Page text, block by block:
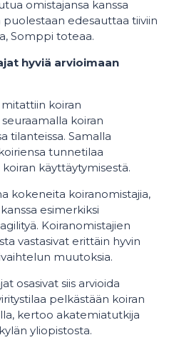
omistajansa kanssa
edesauttaa tiiviin
Somppi toteaa.
hyviä arvioimaan
koiran
koiran
tilanteissa. Samalla
tunnetilaa
käyttäytymisestä.
kokeneita koiranomistajia,
esimerkiksi
Koiranomistajien
vastasivat erittäin hyvin
muutoksia.
osasivat siis arvioida
pelkästään koiran
kertoo akatemiatutkija
yliopistosta.